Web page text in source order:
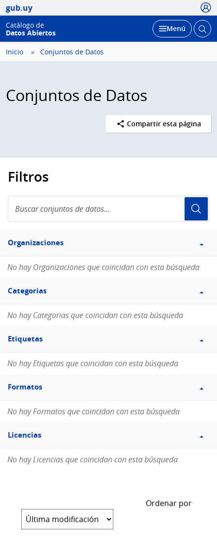
gub.uy
Catálogo de
Datos Abiertos
Desplegar
Menú Abrir
Inicio Conjuntos de Datos
Conjuntos de Datos
Compartir esta página
Filtros
conjuntos
de
Filtro
Organizaciones
Organizaciones
No hay Organizaciones que coincidan con esta búsqueda
Filtro
Categorias
Categorias
No hay Categorias que coincidan con esta búsqueda
Filtro
Etiquetas
Etiquetas
No hay Etiquetas que coincidan con esta búsqueda
Filtro
Formatos
Formatos
No hay Formatos que coincidan con esta búsqueda
Filtro
Licencias
Licencias
No hay Licencias que coincidan con esta búsqueda
Ordenar por